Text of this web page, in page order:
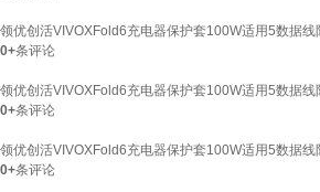
领优创活VIVOXFold6充电器保护套100W适用5数据
0+条评论
领优创活VIVOXFold6充电器保护套100W适用5数据
0+条评论
领优创活VIVOXFold6充电器保护套100W适用5数据
0+条评论